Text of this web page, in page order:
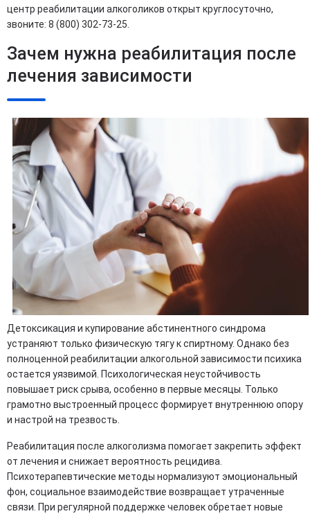
центр реабилитации алкоголиков открыт круглосуточно,
звоните: 8 (800) 302-73-25.
Зачем нужна реабилитация после
лечения зависимости
Детоксикация и купирование абстинентного синдрома
устраняют только физическую тягу к спиртному. Однако без
полноценной реабилитации алкогольной зависимости психика
остается уязвимой. Психологическая неустойчивость
повышает риск срыва, особенно в первые месяцы. Только
грамотно выстроенный процесс формирует внутреннюю опору
и настрой на трезвость.
Реабилитация после алкоголизма помогает закрепить эффект
от лечения и снижает вероятность рецидива.
Психотерапевтические методы нормализуют эмоциональный
фон, социальное взаимодействие возвращает утраченные
связи. При регулярной поддержке человек обретает новые